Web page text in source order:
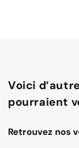
Voici
pourraient
Retrouvez nos